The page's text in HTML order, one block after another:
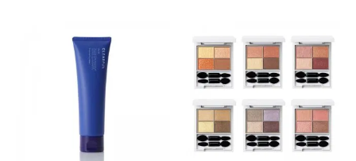
ーチする初期エイジングケアシリー
ズです。「うるおいの質」に着目
し、肌荒れを予防しながらうるおい
に満ちた美しい肌へと導きます。ポ
ーラ・オルビスグループ独自の肌荒
れ防止有効成分として、「DF-パン
テノール(*3)」を国内唯一(*4)、高
濃度で配合。角層のバリア機能にア
SPF25・PA++のUVカット効果のあ
るリップクリームで、顔だけでなく
唇もしっかりUV対策しましょう。2
種類の保湿成分（加水分解コラーゲ
ン、ゲットウ葉エキス）を配合して
いるから、カサつき・くすみ(*)など
の乾燥悩みも解決＆うるおい長持
ち。通常色は、どんな肌色にも似合